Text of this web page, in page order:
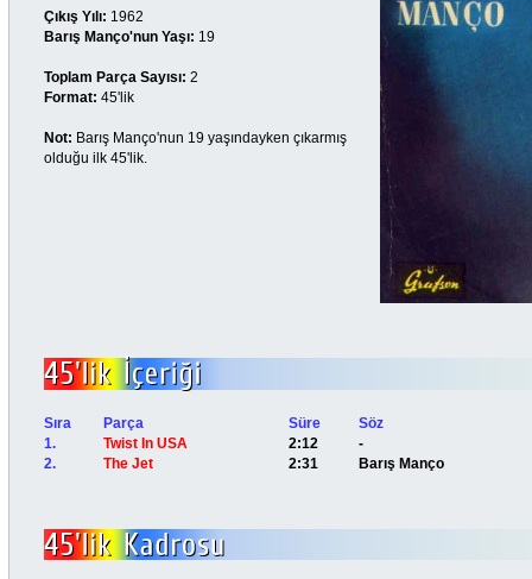
Çıkış Yılı: 1962
Barış Manço'nun Yaşı: 19
Toplam Parça Sayısı: 2
Format: 45'lik
Not: Barış Manço'nun 19 yaşındayken çıkarmış
olduğu ilk 45'lik.
Sıra Parça Süre
Söz
1.
Twist In USA 2:12
-
2.
The Jet 2:31 Barış Manço